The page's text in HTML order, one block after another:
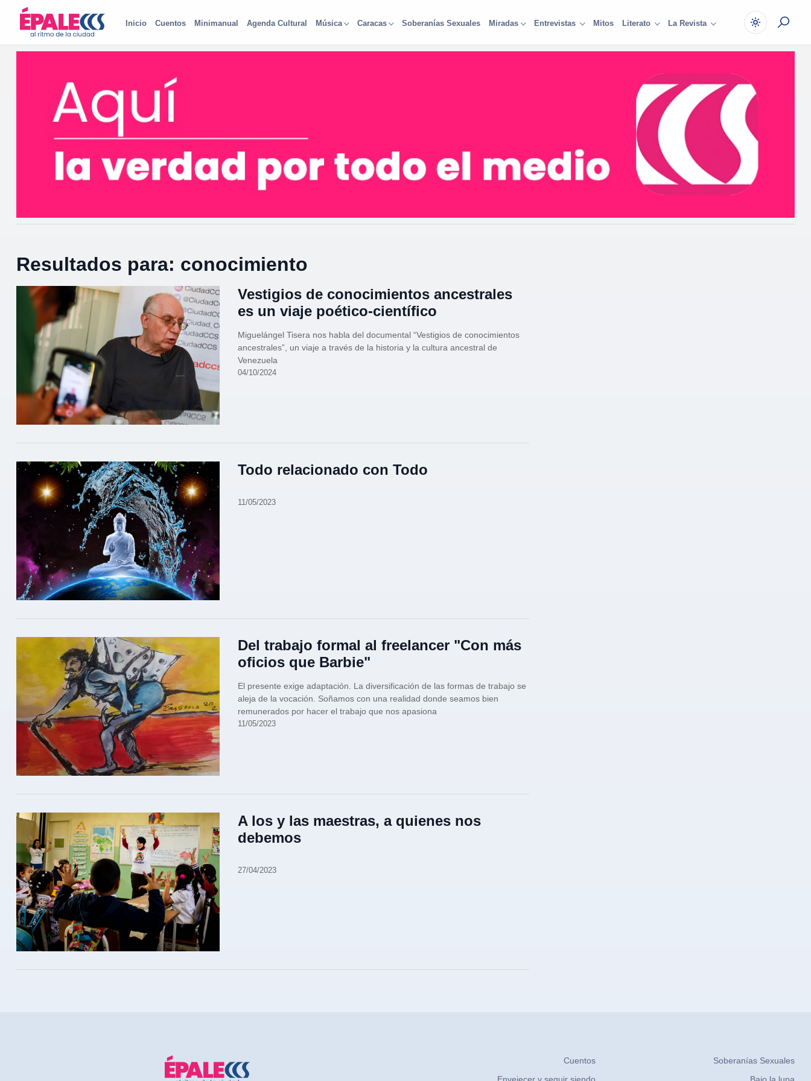
Inicio Cuentos Minimanual Agenda Cultural Música Caracas Soberanías Sexuales Miradas Entrevistas Mitos Literato La Revista
Resultados para: conocimiento
Vestigios de conocimientos ancestrales
es un viaje poético-científico
Miguelángel Tisera nos habla del documental “Vestigios de conocimientos
ancestrales”, un viaje a través de la historia y la cultura ancestral de
Venezuela
04/10/2024
Todo relacionado con Todo
11/05/2023
Del trabajo formal al freelancer "Con más
oficios que Barbie"
El presente exige adaptación. La diversificación de las formas de trabajo se
aleja de la vocación. Soñamos con una realidad donde seamos bien
remunerados por hacer el trabajo que nos apasiona
11/05/2023
A los y las maestras, a quienes nos
debemos
27/04/2023
Cuentos
Envejecer y seguir siendo
Soberanías Sexuales
Bajo la lupa